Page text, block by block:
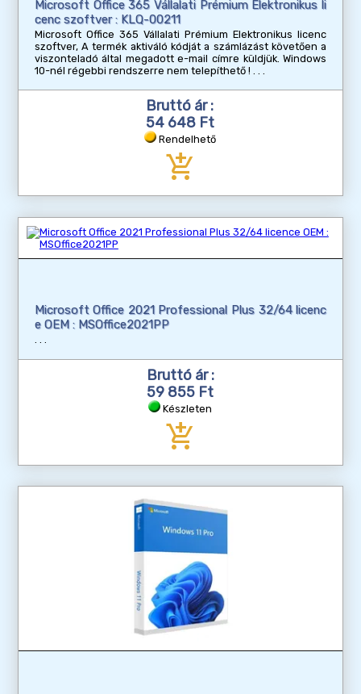
Microsoft Office 365 Vállalati Prémium Elektronikus li
cenc szoftver : KLQ-00211
Microsoft Office 365 Vállalati Prémium Elektronikus licenc
szoftver, A termék aktiváló kódját a számlázást követően a
viszonteladó által megadott e-mail címre küldjük. Windows
10-nél régebbi rendszerre nem telepíthető !
Bruttó ár :
54 648 Ft
Rendelhető
add_shopping_cart
Microsoft Office 2021 Professional Plus 32/64 licenc
e OEM : MSOffice2021PP
Bruttó ár :
59 855 Ft
Készleten
add_shopping_cart